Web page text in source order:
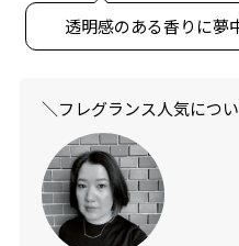
透明感のある香りに夢
＼フレグランス人気につ